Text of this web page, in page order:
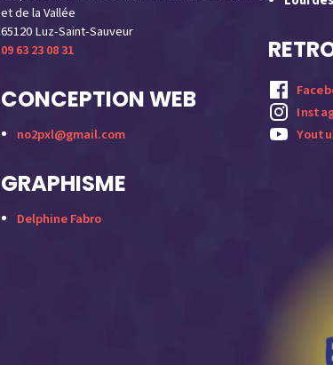
et de la Vallée
65120 Luz-Saint-Sauveur
09 63 23 08 31
CONCEPTION WEB
no2pxl@gmail.com
GRAPHISME
Delphine Fabro